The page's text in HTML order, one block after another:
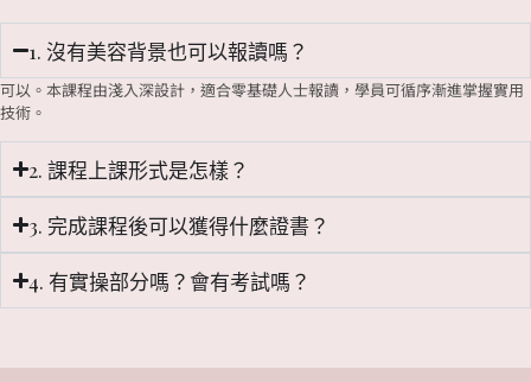
1. 沒有美容背景也可以報讀嗎？
可以。本課程由淺入深設計，適合零基礎人士報讀，學員可循序漸進掌握實用
技術 。
2. 課程上課形式是怎樣？
3. 完成課程後可以獲得什麼證書？
4. 有實操部分嗎？會有考試嗎？